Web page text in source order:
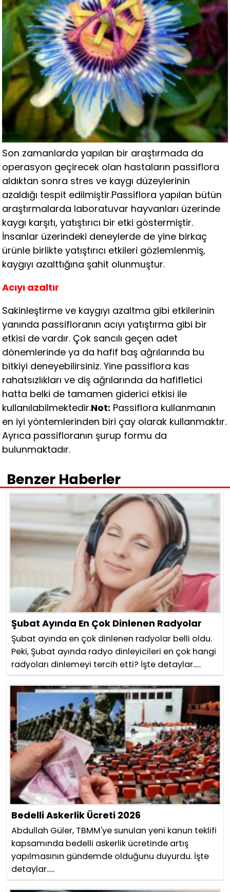
Son zamanlarda yapılan bir araştırmada da
operasyon geçirecek olan hastaların passiflora
aldıktan sonra stres ve kaygı düzeylerinin
azaldığı tespit edilmiştir.Passiflora yapılan bütün
araştırmalarda laboratuvar hayvanları üzerinde
kaygı karşıtı, yatıştırıcı bir etki göstermiştir.
İnsanlar üzerindeki deneylerde de yine birkaç
ürünle birlikte yatıştırıcı etkileri gözlemlenmiş,
kaygıyı azalttığına şahit olunmuştur.
Acıyı azaltır
Sakinleştirme ve kaygıyı azaltma gibi etkilerinin
yanında passifloranın acıyı yatıştırma gibi bir
etkisi de vardır. Çok sancılı geçen adet
dönemlerinde ya da hafif baş ağrılarında bu
bitkiyi deneyebilirsiniz. Yine passiflora kas
rahatsızlıkları ve diş ağrılarında da hafifletici
hatta belki de tamamen giderici etkisi ile
kullanılabilmektedir.Not: Passiflora kullanmanın
en iyi yöntemlerinden biri çay olarak kullanmaktır.
Ayrıca passifloranın şurup formu da
bulunmaktadır.
Benzer Haberler
Şubat Ayında En Çok Dinlenen Radyolar
Şubat ayında en çok dinlenen radyolar belli oldu.
Peki, Şubat ayında radyo dinleyicileri en çok hangi
radyoları dinlemeyi tercih etti? İşte detaylar.....
Bedelli Askerlik Ücreti 2026
Abdullah Güler, TBMM'ye sunulan yeni kanun teklifi
kapsamında bedelli askerlik ücretinde artış
yapılmasının gündemde olduğunu duyurdu. İşte
detaylar.....